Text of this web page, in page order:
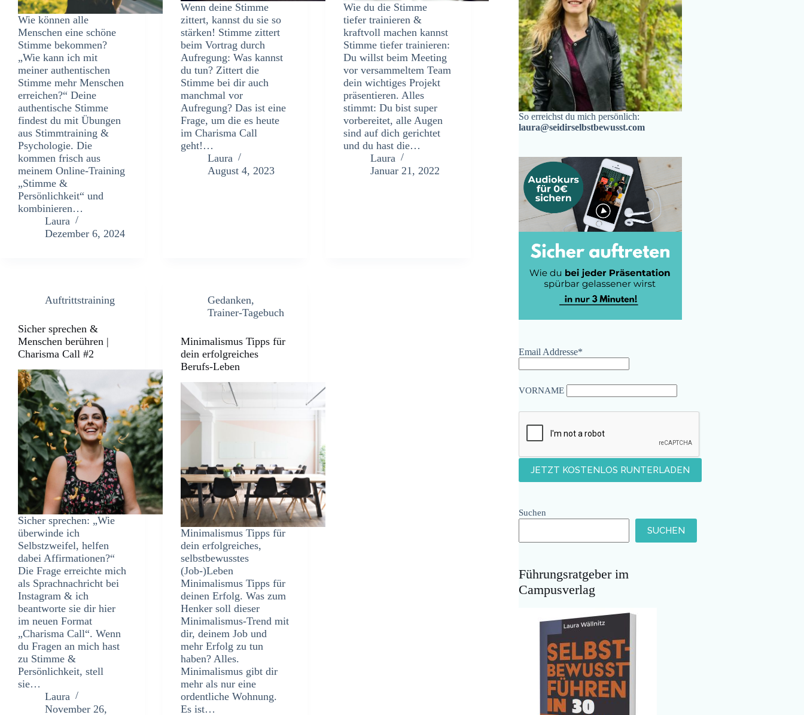
Wie können alle
Menschen eine schöne
Stimme bekommen?
„Wie kann ich mit
meiner authentischen
Stimme mehr Menschen
erreichen?“ Deine
authentische Stimme
findest du mit Übungen
aus Stimmtraining &
Psychologie. Die
kommen frisch aus
meinem Online-Training
„Stimme &
Persönlichkeit“ und
kombinieren…
Laura
Dezember 6, 2024
Wenn deine Stimme
zittert, kannst du sie so
stärken! Stimme zittert
beim Vortrag durch
Aufregung: Was kannst
du tun? Zittert die
Stimme bei dir auch
manchmal vor
Aufregung? Das ist eine
Frage, um die es heute
im Charisma Call
geht!…
Laura
August 4, 2023
Wie du die Stimme
tiefer trainieren &
kraftvoll machen kannst
Stimme tiefer trainieren:
Du willst beim Meeting
vor versammeltem Team
dein wichtiges Projekt
präsentieren. Alles
stimmt: Du bist super
vorbereitet, alle Augen
sind auf dich gerichtet
und du hast die…
Laura
Januar 21, 2022
Auftrittstraining
Sicher sprechen &
Menschen berühren |
Charisma Call #2
Sicher sprechen: „Wie
überwinde ich
Selbstzweifel, helfen
dabei Affirmationen?“
Die Frage erreichte mich
als Sprachnachricht bei
Instagram & ich
beantworte sie dir hier
im neuen Format
„Charisma Call“. Wenn
du Fragen an mich hast
zu Stimme &
Persönlichkeit, stell
sie…
Laura
November 26,
Gedanken,
Trainer-Tagebuch
Minimalismus Tipps für
dein erfolgreiches
Berufs-Leben
Minimalismus Tipps für
dein erfolgreiches,
selbstbewusstes
(Job-)Leben
Minimalismus Tipps für
deinen Erfolg. Was zum
Henker soll dieser
Minimalismus-Trend mit
dir, deinem Job und
mehr Erfolg zu tun
haben? Alles.
Minimalismus gibt dir
mehr als nur eine
ordentliche Wohnung.
Es ist…
So erreichst du mich persönlich:
laura@seidirselbstbewusst.com
Email Addresse*
VORNAME
Suchen
SUCHEN
Führungsratgeber im
Campusverlag